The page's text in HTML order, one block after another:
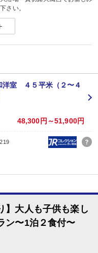
さい。
ライベート空間でゆったり。
菓子バイキング〜
の源泉をかけ流しで。
」の無料サービスで嬉しい。
順にグループ毎にお選び頂けま
した、色彩豊かな会席料理。
メインのコース。
で承っております。）、朝食＝
になります。
29品目を除去した「低アレルゲ
手食材、ベジタリアン、宗教上
洋室 ４５平米（２〜４
48,300円～51,900円
】大人も子供も楽し
ン〜1泊２食付〜